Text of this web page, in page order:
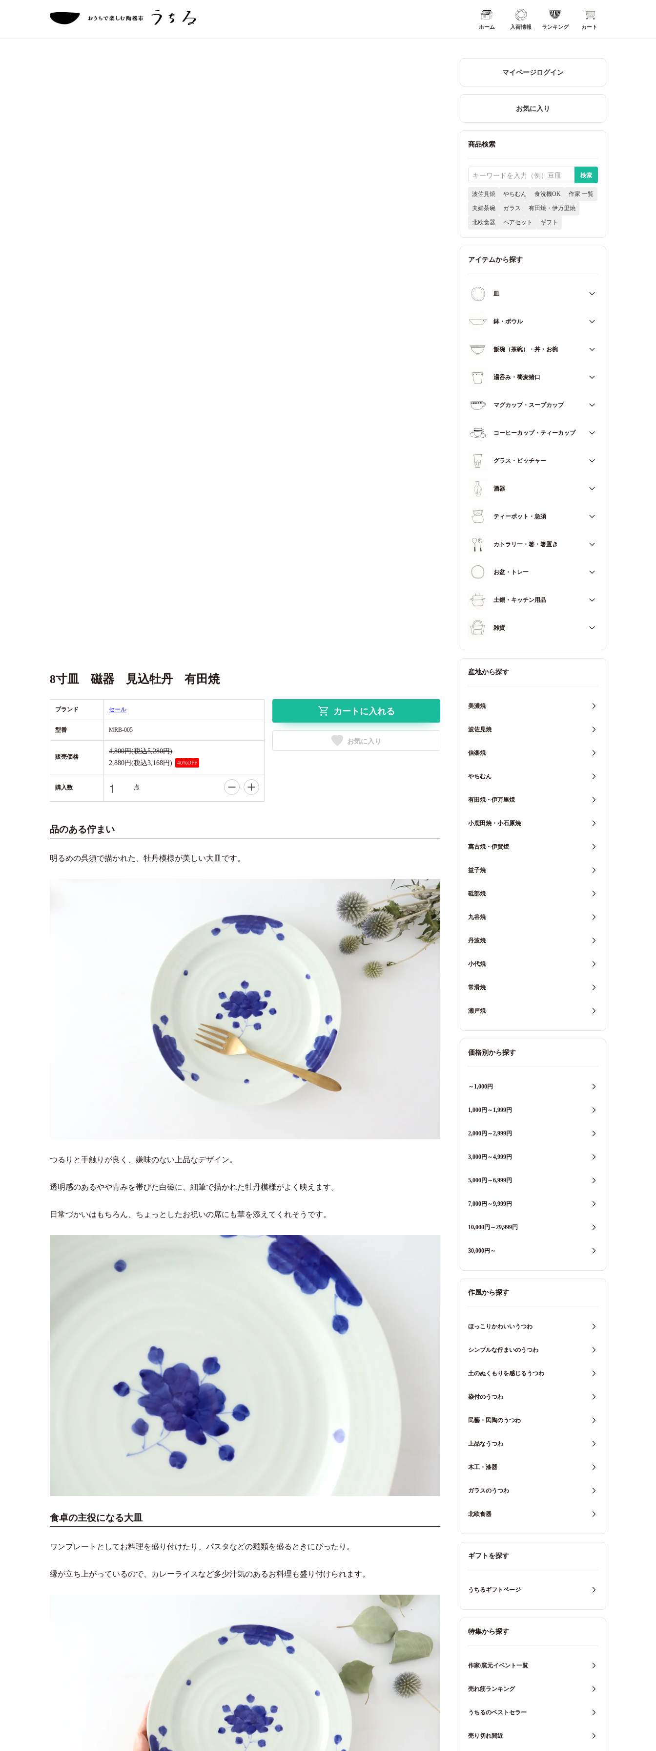
ホーム 入荷情報 ランキング カート
8寸皿 磁器 見込牡丹 有田焼
ブランド セール
型番 MRB-005
販売価格
4,800円(税込5,280円)
2,880円(税込3,168円)
40%OFF
購入数 点
カートに入れる
お気に入り
品のある佇まい
明るめの呉須で描かれた、牡丹模様が美しい大皿です。
つるりと手触りが良く、嫌味のない上品なデザイン。
透明感のあるやや青みを帯びた白磁に、細筆で描かれた牡丹模様がよく映えます。
日常づかいはもちろん、ちょっとしたお祝いの席にも華を添えてくれそうです。
食卓の主役になる大皿
ワンプレートとしてお料理を盛り付けたり、パスタなどの麺類を盛るときにぴったり。
縁が立ち上がっているので、カレーライスなど多少汁気のあるお料理も盛り付けられます。
マイページログイン
お気に入り
商品検索
波佐見焼 やちむん 食洗機OK 作家 一覧
夫婦茶碗 ガラス 有田焼・伊万里焼
北欧食器 ペアセット ギフト
アイテムから探す
皿
すべて
取皿・中皿（15～20cm）
鉢・ボウル
すべて
中鉢（13～17cm）
飯碗（茶碗）・丼・お椀
すべて
丼（どんぶり）
湯呑み・蕎麦猪口
蕎麦猪口（そばちょこ）
マグカップ・スープカップ
スープカップ
コーヒーカップ・ティーカップ
グラス・ピッチャー
すべて
酒器
お猪口（おちょこ）
ティーポット・急須
カトラリー・箸・箸置き
すべて
箸
お盆・トレー
すべて
土鍋・キッチン用品
すべて
キッチン用品
重箱・弁当箱
雑貨
すべて
産地から探す
美濃焼
波佐見焼
信楽焼
やちむん
有田焼・伊万里焼
小鹿田焼・小石原焼
萬古焼・伊賀焼
益子焼
砥部焼
九谷焼
丹波焼
小代焼
常滑焼
瀬戸焼
価格別から探す
～1,000円
1,000円～1,999円
2,000円～2,999円
3,000円～4,999円
5,000円～6,999円
7,000円～9,999円
10,000円～29,999円
30,000円～
作風から探す
ほっこりかわいいうつわ
シンプルな佇まいのうつわ
土のぬくもりを感じるうつわ
染付のうつわ
民藝・民陶のうつわ
上品なうつわ
木工・漆器
ガラスのうつわ
北欧食器
ギフトを探す
うちるギフトページ
特集から探す
作家/窯元イベント一覧
売れ筋ランキング
うちるのベストセラー
売り切れ間近